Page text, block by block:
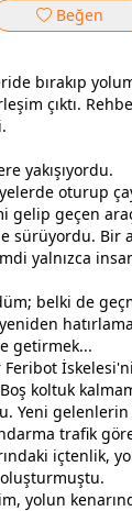
Beğen
bırakıp
çıktı.
yakışıyordu.
oturup
gelip geçen
sürüyordu. Bir
yalnızca
belki de
getirmek...
koltuk
Yeni
trafik
içtenlik,
oluşturmuştu.
yolun